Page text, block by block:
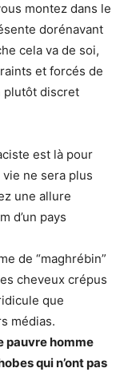
montez dans le
dorénavant
cela va de soi,
et forcés de
plutôt discret
est là pour
ne sera plus
une allure
d’un pays
de “maghrébin”
cheveux crépus
que
médias.
pauvre homme
qui n’ont pas